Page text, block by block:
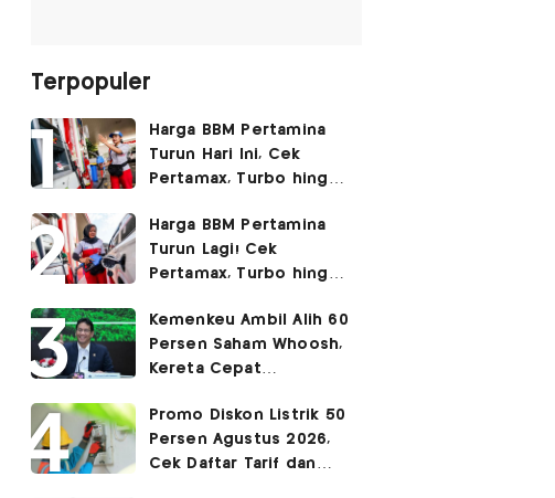
Terpopuler
Harga BBM Pertamina
Turun Hari Ini, Cek
Pertamax, Turbo hingga
2026
Harga BBM Pertamina
Turun Lagi! Cek
Pertamax, Turbo hingga
Agustus 2026
Kemenkeu Ambil Alih 60
Persen Saham Whoosh,
Kereta Cepat
Surabaya
Promo Diskon Listrik 50
Persen Agustus 2026,
Cek Daftar Tarif dan